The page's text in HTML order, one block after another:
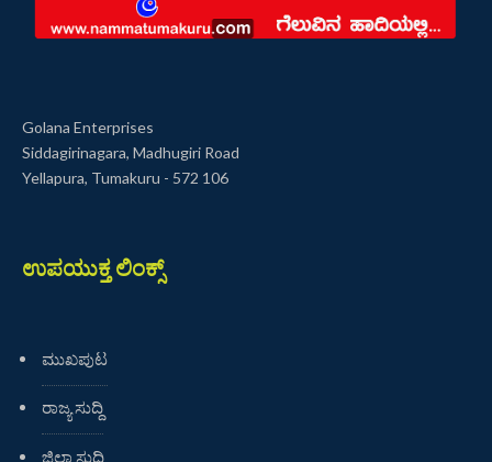
Golana Enterprises
Siddagirinagara, Madhugiri Road
Yellapura, Tumakuru - 572 106
ಉಪಯುಕ್ತ ಲಿಂಕ್ಸ್
ಮುಖಪುಟ
ರಾಜ್ಯ ಸುದ್ದಿ
ಜಿಲ್ಲಾ ಸುದ್ದಿ